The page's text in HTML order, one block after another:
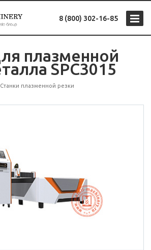
8 (800) 302-16-85
плазменной
SPC3015
Станки плазменной резки